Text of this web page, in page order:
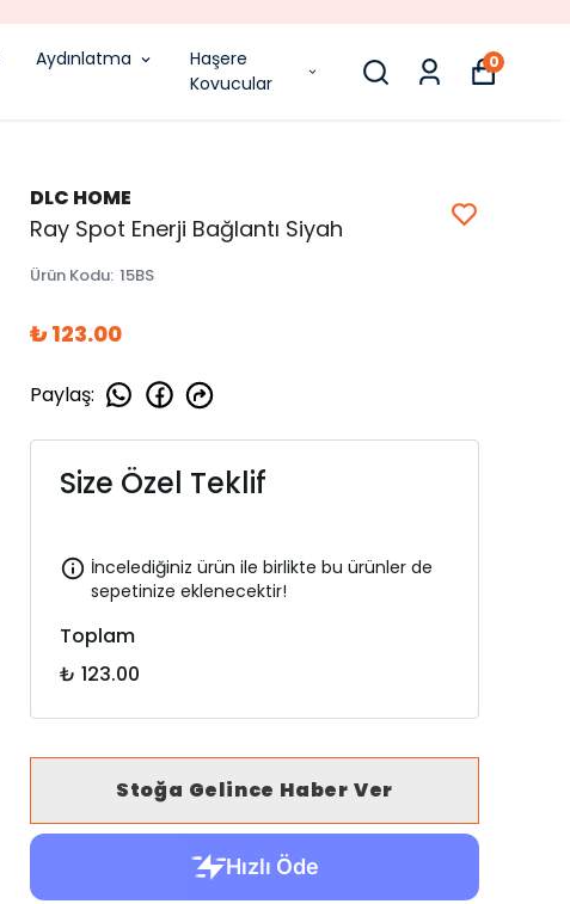
Aydınlatma
Haşere
Kovucular
0
DLC HOME
Ray Spot Enerji Bağlantı Siyah
Ürün Kodu: 15BS
₺ 123.00
Paylaş:
Size Özel Teklif
İncelediğiniz ürün ile birlikte bu ürünler de
sepetinize eklenecektir!
Toplam
₺ 123.00
Stoğa Gelince Haber Ver